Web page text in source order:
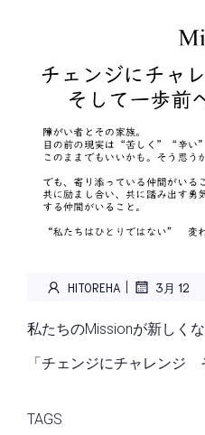
HITOREHA | 3月 12
私たちのMissionが新しくな
「チェンジにチャレンジ
TAGS